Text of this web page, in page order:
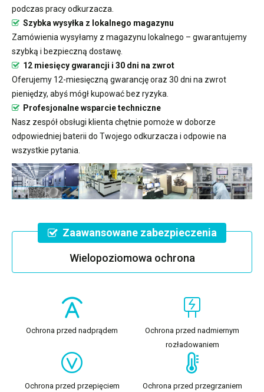
podczas pracy odkurzacza.
Szybka wysyłka z lokalnego magazynu
Zamówienia wysyłamy z magazynu lokalnego – gwarantujemy
szybką i bezpieczną dostawę.
12 miesięcy gwarancji i 30 dni na zwrot
Oferujemy 12-miesięczną gwarancję oraz 30 dni na zwrot
pieniędzy, abyś mógł kupować bez ryzyka.
Profesjonalne wsparcie techniczne
Nasz zespół obsługi klienta chętnie pomoże w doborze
odpowiedniej baterii do Twojego odkurzacza i odpowie na
wszystkie pytania.
Zaawansowane zabezpieczenia
Wielopoziomowa ochrona
Ochrona przed nadprądem
Ochrona przed nadmiernym
rozładowaniem
Ochrona przed przepięciem Ochrona przed przegrzaniem